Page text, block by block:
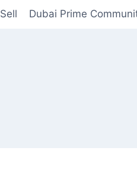
Sell Dubai Prime